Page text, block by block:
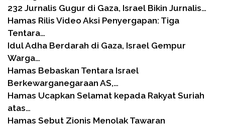
232 Jurnalis Gugur di Gaza, Israel Bikin Jurnalis…
Hamas Rilis Video Aksi Penyergapan: Tiga
Tentara…
Idul Adha Berdarah di Gaza, Israel Gempur
Warga…
Hamas Bebaskan Tentara Israel
Berkewarganegaraan AS,…
Hamas Ucapkan Selamat kepada Rakyat Suriah
atas…
Hamas Sebut Zionis Menolak Tawaran